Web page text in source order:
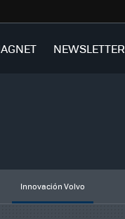
NEWSLETTER
Innovación Volvo